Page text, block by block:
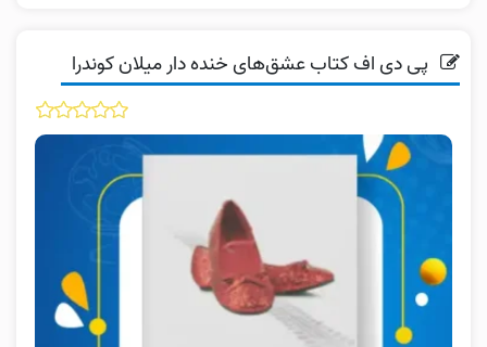
پی دی اف کتاب عشق‌های خنده دار میلان کوندرا